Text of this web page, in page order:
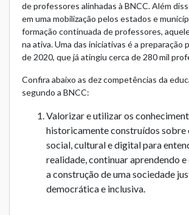
de professores alinhadas à BNCC. Além
em uma mobilização pelos estados e
formação continuada de professores,
na ativa. Uma das iniciativas é a preparação
de 2020, que já atingiu cerca de 280 mil
Confira abaixo as dez competências da
segundo a BNCC:
Valorizar e utilizar os
historicamente construídos sobre
social, cultural e digital para
realidade, continuar aprendendo
a construção de uma sociedade
democrática e inclusiva.